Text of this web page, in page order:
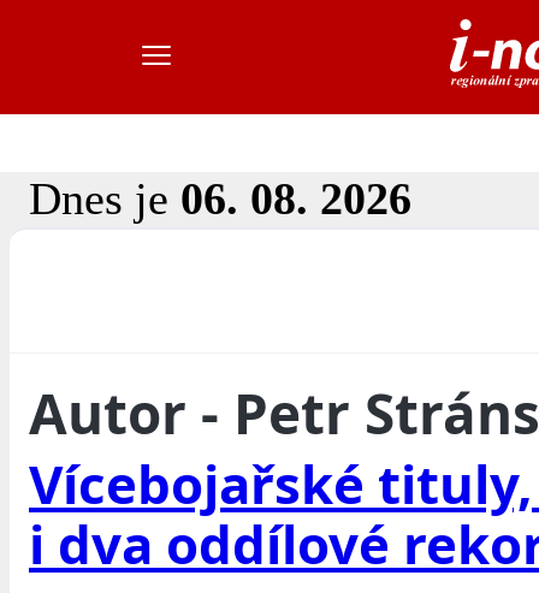
Dnes je 06. 08. 2026
Autor - Petr
Vícebojařské
i dva oddílové